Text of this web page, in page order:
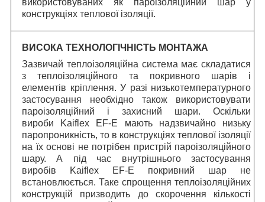
конструкціях теплової ізоляції.
ВИСОКА ТЕХНОЛОГІЧНІСТЬ МОНТАЖА
Зазвичай теплоізоляційна система має складатися
з теплоізоляційного та покривного шарів і
елементів кріплення. У разі низькотемпературного
застосування необхідно також використовувати
пароізоляційний і захисний шари. Оскільки
вироби Kaiflex EF-E мають надзвичайно низьку
паропроникність, то в конструкціях теплової ізоляції
на їх основі не потрібен пристрій пароізоляційного
шару. А під час внутрішнього застосування
виробів Kaiflex EF-E покривний шар не
встановлюється. Таке спрощення теплоізоляційних
конструкцій призводить до скорочення кількості